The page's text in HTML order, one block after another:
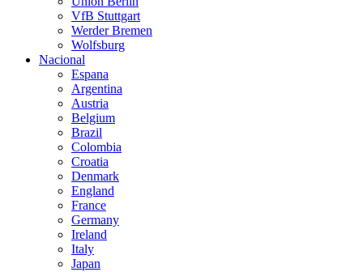
VfB Stuttgart
Werder Bremen
Wolfsburg
Nacional
Espana
Argentina
Austria
Belgium
Brazil
Colombia
Croatia
Denmark
England
France
Germany
Ireland
Italy
Japan